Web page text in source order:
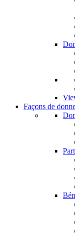
Façons de